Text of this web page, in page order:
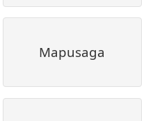
Mapusaga